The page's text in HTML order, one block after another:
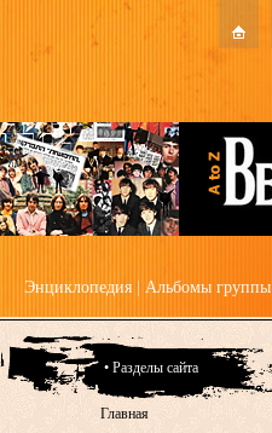
Энциклопедия Альбомы группы
• Разделы сайта
Главная